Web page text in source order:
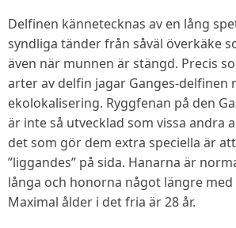
Delfinen kännetecknas av en lång
syndliga tänder från såväl överkäke
även när munnen är stängd. Precis
arter av delfin jagar Ganges-delfinen
ekolokalisering. Ryggfenan på den
är inte så utvecklad som vissa andra
det som gör dem extra speciella är
”liggandes” på sida. Hanarna är
långa och honorna något längre med
Maximal ålder i det fria är 28 år.